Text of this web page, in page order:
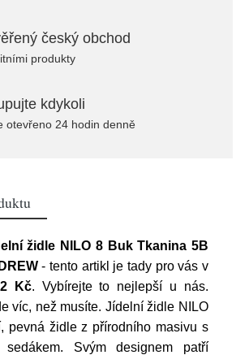
český obchod
produkty
kdykoli
otevřeno 24 hodin denně
židle NILO 8 Buk Tkanina 5B
- tento artikl je tady pro vás v
Kč. Vybírejte to nejlepší u nás.
víc, než musíte. Jídelní židle NILO
pevná židle z přírodního masivu s
sedákem. Svým designem patří